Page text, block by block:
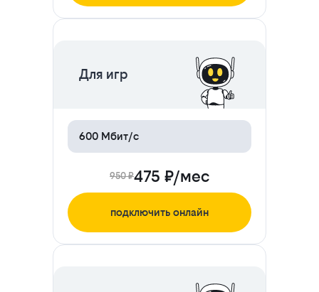
Для игр
600 Мбит/с
950 ₽475 ₽/мес
подключить онлайн